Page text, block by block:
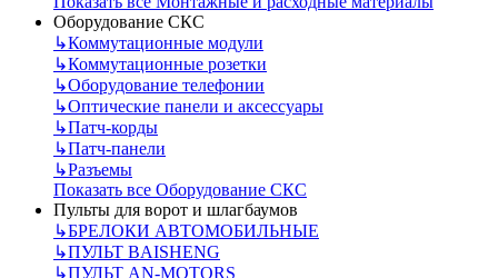
Оборудование СКС
↳Коммутационные модули
↳Коммутационные розетки
↳Оборудование телефонии
↳Оптические панели и аксессуары
↳Патч-корды
↳Патч-панели
↳Разъемы
Показать все Оборудование СКС
Пульты для ворот и шлагбаумов
↳БРЕЛОКИ АВТОМОБИЛЬНЫЕ
↳ПУЛЬТ BAISHENG
↳ПУЛЬТ AN-MOTORS